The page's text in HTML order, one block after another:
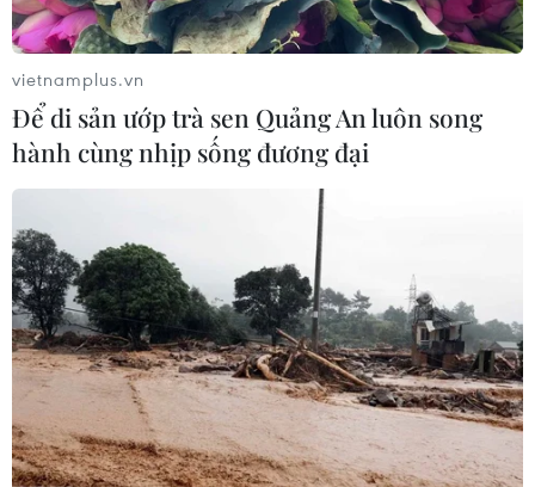
TIN LIÊN QUAN
vietnamplus.vn
Để di sản ướp trà sen Quảng An luôn song
hành cùng nhịp sống đương đại